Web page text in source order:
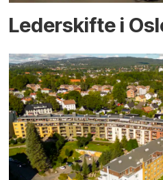
Lederskifte i